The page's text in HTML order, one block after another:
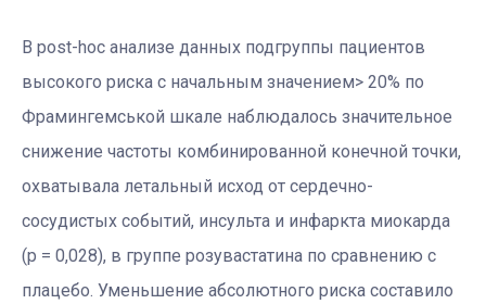
В post-hoc анализе данных подгруппы пациентов
высокого риска с начальным значением> 20% по
Фрамингемськой шкале наблюдалось значительное
снижение частоты комбинированной конечной точки,
охватывала летальный исход от сердечно-
сосудистых событий, инсульта и инфаркта миокарда
(р = 0,028), в группе розувастатина по сравнению с
плацебо. Уменьшение абсолютного риска составило